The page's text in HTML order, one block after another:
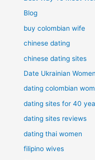
Blog
buy colombian wife
chinese dating
chinese dating sites
Date Ukrainian Women
dating colombian
dating sites for 40
dating sites reviews
dating thai women
filipino wives